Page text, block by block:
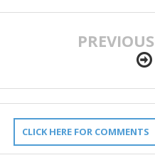
PREVIOUS
CLICK HERE FOR COMMENTS